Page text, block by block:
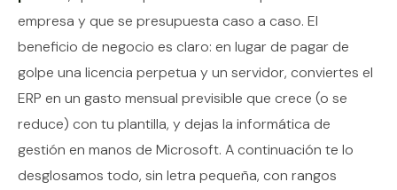
empresa y que se presupuesta caso a caso. El
beneficio de negocio es claro: en lugar de pagar de
golpe una licencia perpetua y un servidor, conviertes el
ERP en un gasto mensual previsible que crece (o se
reduce) con tu plantilla, y dejas la informática de
gestión en manos de Microsoft. A continuación te lo
desglosamos todo, sin letra pequeña, con rangos